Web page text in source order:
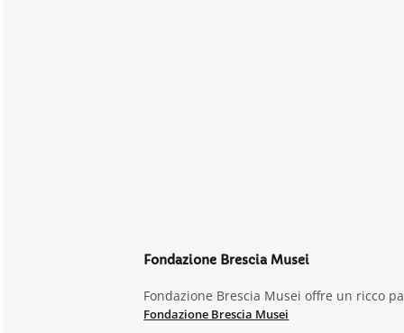
Fondazione Brescia Musei
Fondazione Brescia Musei offre un ricco
Fondazione Brescia Musei